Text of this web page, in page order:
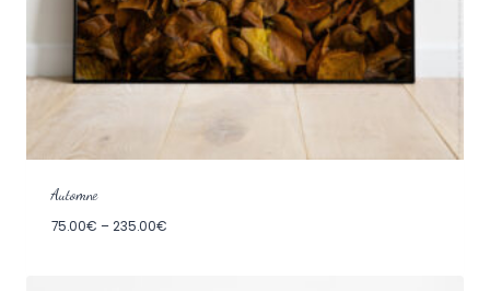
Automne
75.00€ – 235.00€